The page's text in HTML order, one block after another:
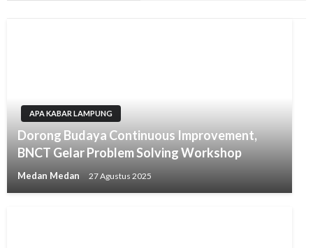
APA KABAR LAMPUNG
Dorong Budaya Continuous Improvement,
BNCT Gelar Problem Solving Workshop
Medan Medan 27 Agustus 2025